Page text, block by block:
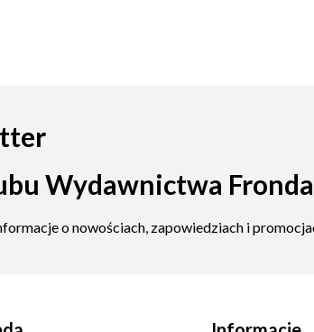
Wydawnictwa Fronda
o nowościach, zapowiedziach i